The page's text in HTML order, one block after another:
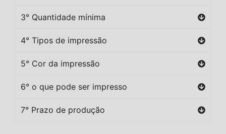
3° Quantidade mínima
4° Tipos de impressão
5° Cor da impressão
6° o que pode ser impresso
7° Prazo de produção